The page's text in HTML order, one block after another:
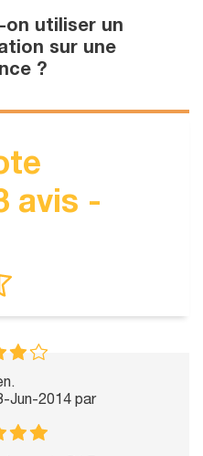
on utiliser un
sur une
?
avis -
Jun-2014 par